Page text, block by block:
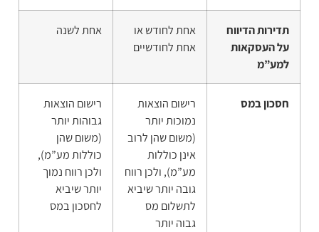
תדירות הדיווח
על העסקאות
למע”מ
אחת לחודש או
אחת לחודשיים
אחת לשנה
חסכון במס
רישום הוצאות
נמוכות יותר
(משום שהן לרוב
אינן כוללות
מע”מ), ולכן רווח
גובה יותר שיביא
לתשלום מס
גבוה יותר
רישום הוצאות
גבוהות יותר
(משום שהן
כוללות מע”מ),
ולכן רווח נמוך
יותר שיביא
לחסכון במס